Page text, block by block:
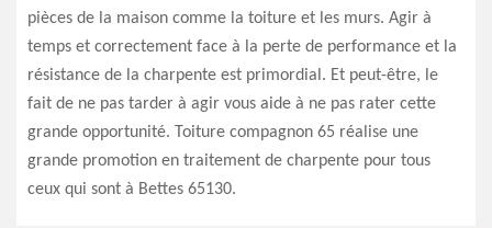
pièces de la maison comme la toiture et les murs. Agir à
temps et correctement face à la perte de performance et la
résistance de la charpente est primordial. Et peut-être, le
fait de ne pas tarder à agir vous aide à ne pas rater cette
grande opportunité. Toiture compagnon 65 réalise une
grande promotion en traitement de charpente pour tous
ceux qui sont à Bettes 65130.